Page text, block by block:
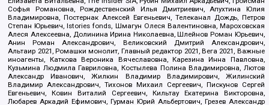
Софья Романовна, Рождественский Илья Дмитриевич, Апухтина Юлия
Владимировна, Постернак Алексей Евгеньевич, Телеканал Дождь, Петров
Степан Юрьевич, Istories fonds, Шмагун Олеся Валентиновна, Мароховская
Алеся Алексеевна, Долинина Ирина Николаевна, Шлейнов Роман Юрьевич,
Анин Роман Александрович, Великовский Дмитрий Александрович,
Альтаир 2021, Ромашки монолит, Главный редактор 2021, Вега 2021, Важные
иноагенты, Каткова Вероника Вячеславовна, Карезина Инна Павловна,
Кузьмина Людмила Гавриловна, Костылева Полина Владимировна, Лютов
Александр Иванович, Жилкин Владимир Владимирович, Жилинский
Владимир Александрович, Тихонов Михаил Сергеевич, Пискунов Сергей
Евгеньевич, Ковин Виталий Сергеевич, Кильтау Екатерина Викторовна,
Любарев Аркадий Ефимович, Гурман Юрий Альбертович, Грезев Александр